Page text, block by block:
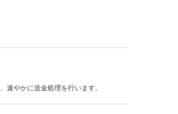
速やかに送金処理を行います。